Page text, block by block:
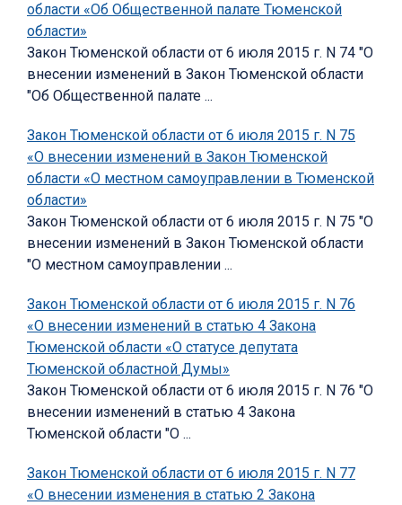
области «Об Общественной палате Тюменской
области»
Закон Тюменской области от 6 июля 2015 г. N 74 "О
внесении изменений в Закон Тюменской области
"Об Общественной палате ...
Закон Тюменской области от 6 июля 2015 г. N 75
«О внесении изменений в Закон Тюменской
области «О местном самоуправлении в Тюменской
области»
Закон Тюменской области от 6 июля 2015 г. N 75 "О
внесении изменений в Закон Тюменской области
"О местном самоуправлении ...
Закон Тюменской области от 6 июля 2015 г. N 76
«О внесении изменений в статью 4 Закона
Тюменской области «О статусе депутата
Тюменской областной Думы»
Закон Тюменской области от 6 июля 2015 г. N 76 "О
внесении изменений в статью 4 Закона
Тюменской области "О ...
Закон Тюменской области от 6 июля 2015 г. N 77
«О внесении изменения в статью 2 Закона